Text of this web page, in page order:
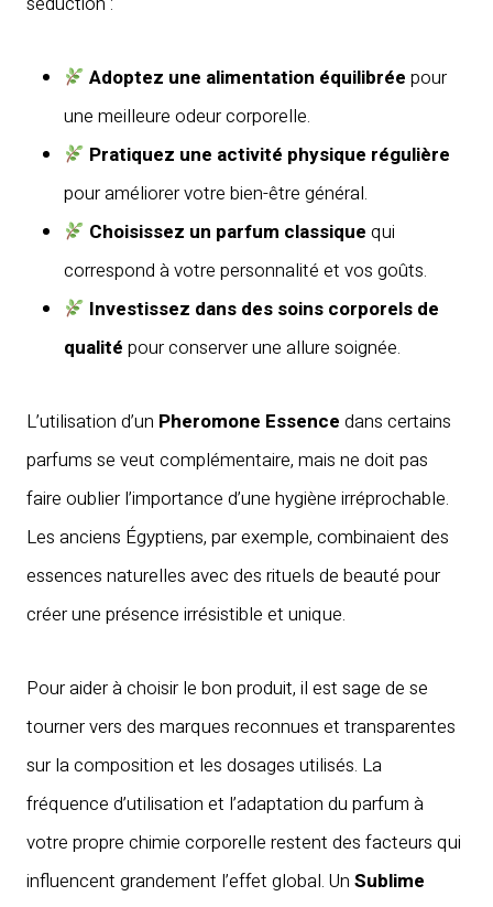
Adoptez une alimentation équilibrée pour
une meilleure odeur corporelle.
Pratiquez une activité physique régulière
pour améliorer votre bien-être général.
Choisissez un parfum classique qui
correspond à votre personnalité et vos goûts.
Investissez dans des soins corporels de
qualité pour conserver une allure soignée.
L’utilisation d’un Pheromone Essence dans certains
parfums se veut complémentaire, mais ne doit pas
faire oublier l’importance d’une hygiène irréprochable.
Les anciens Égyptiens, par exemple, combinaient des
essences naturelles avec des rituels de beauté pour
créer une présence irrésistible et unique.
Pour aider à choisir le bon produit, il est sage de se
tourner vers des marques reconnues et transparentes
sur la composition et les dosages utilisés. La
fréquence d’utilisation et l’adaptation du parfum à
votre propre chimie corporelle restent des facteurs qui
influencent grandement l’effet global. Un Sublime